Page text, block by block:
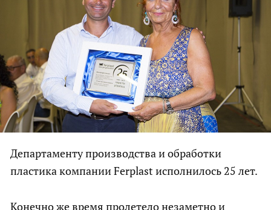
Департаменту производства и обработки
пластика компании Ferplast исполнилось 25 лет.
Конечно же время пролетело незаметно и